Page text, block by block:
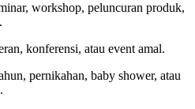
workshop, peluncuran produk,
konferensi, atau event amal.
pernikahan, baby shower, atau